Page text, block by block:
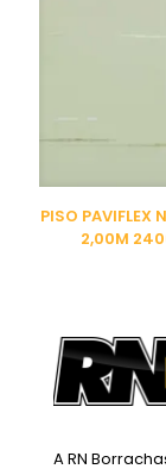
PISO PAVIFLEX
2,00M
A RN